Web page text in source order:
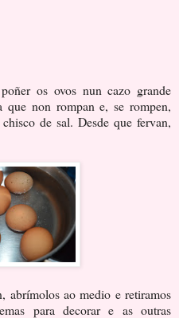
os ovos nun cazo grande
que non rompan e, se rompen,
de sal. Desde que fervan,
abrímolos ao medio e retiramos
para decorar e as outras